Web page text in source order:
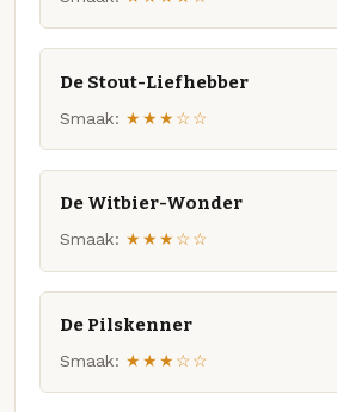
De Stout-Liefhebber
Smaak: ★★★☆☆
De Witbier-Wonder
Smaak: ★★★☆☆
De Pilskenner
Smaak: ★★★☆☆